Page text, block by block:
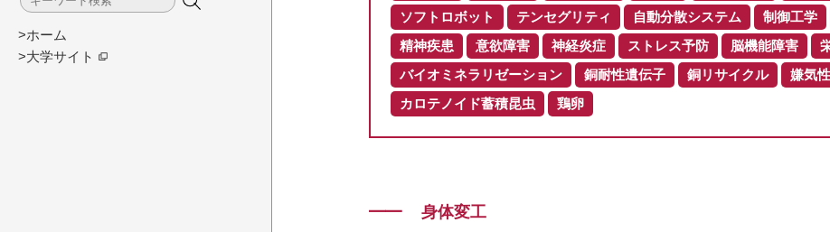
>ホーム
>大学サイト
ソフトロボット
テンセグリティ 自動分散システム 制御工学
精神疾患
意欲障害 神経炎症 ストレス予防 脳機能障害
バイオミネラリゼーション
銅耐性遺伝子 銅リサイクル 嫌気
カロテノイド蓄積昆虫
鶏卵
身体変工